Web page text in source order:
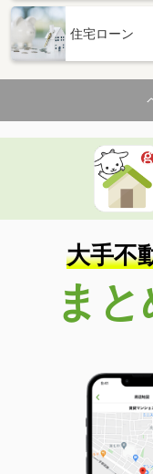
住宅ローン
大手不
まと